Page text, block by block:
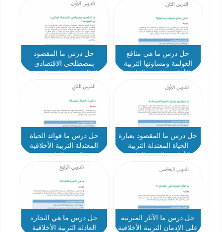
حل درس ما هي منافع
العولمة ومساوئها التربية
حل درس ما المقصود
بمصطلحي الاقتصادي
الأخلاقية الصف العاشر
حل درس ما المقصود بعبارة
الحياة المعتدلة التربية
حل درس ما فوائد الحياة
المعتدلة التربية الأخلاقية
حل درس ما الآثار المترتبة
على الإدمان التربية الأخلاقية
حل درس ما هي التجارة
العادلة التربية الأخلاقية